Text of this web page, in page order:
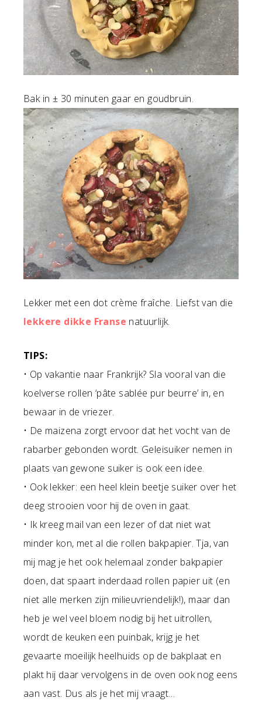
Bak in ± 30 minuten gaar en goudbruin.
Lekker met een dot crème fraîche. Liefst van die
lekkere dikke Franse natuurlijk.
TIPS:
• Op vakantie naar Frankrijk? Sla vooral van die
koelverse rollen ‘pâte sablée pur beurre’ in, en
bewaar in de vriezer.
• De maizena zorgt ervoor dat het vocht van de
rabarber gebonden wordt. Geleisuiker nemen in
plaats van gewone suiker is ook een idee.
• Ook lekker: een heel klein beetje suiker over het
deeg strooien voor hij de oven in gaat.
• Ik kreeg mail van een lezer of dat niet wat
minder kon, met al die rollen bakpapier. Tja, van
mij mag je het ook helemaal zonder bakpapier
doen, dat spaart inderdaad rollen papier uit (en
niet alle merken zijn milieuvriendelijk!), maar dan
heb je wel veel bloem nodig bij het uitrollen,
wordt de keuken een puinbak, krijg je het
gevaarte moeilijk heelhuids op de bakplaat en
plakt hij daar vervolgens in de oven ook nog eens
aan vast. Dus als je het mij vraagt…